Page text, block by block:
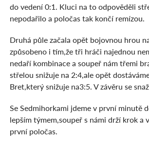
do vedení 0:1. Kluci na to odpověděli
nepodařilo a poločas tak končí remízou.
Druhá půle začala opět bojovnou hrou
způsobeno i tím,že tři hráči najednou
nedaří kombinace a soupeř nám třemi
střelou snižuje na 2:4,ale opět
Bret,který snižuje na3:5. V závěru se
Se Sedmihorkami jdeme v první minutě
lepším týmem,soupeř s námi drží krok a
první poločas.